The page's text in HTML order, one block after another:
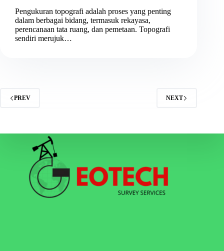
Pengukuran topografi adalah proses yang penting
dalam berbagai bidang, termasuk rekayasa,
perencanaan tata ruang, dan pemetaan. Topografi
sendiri merujuk…
PREV NEXT